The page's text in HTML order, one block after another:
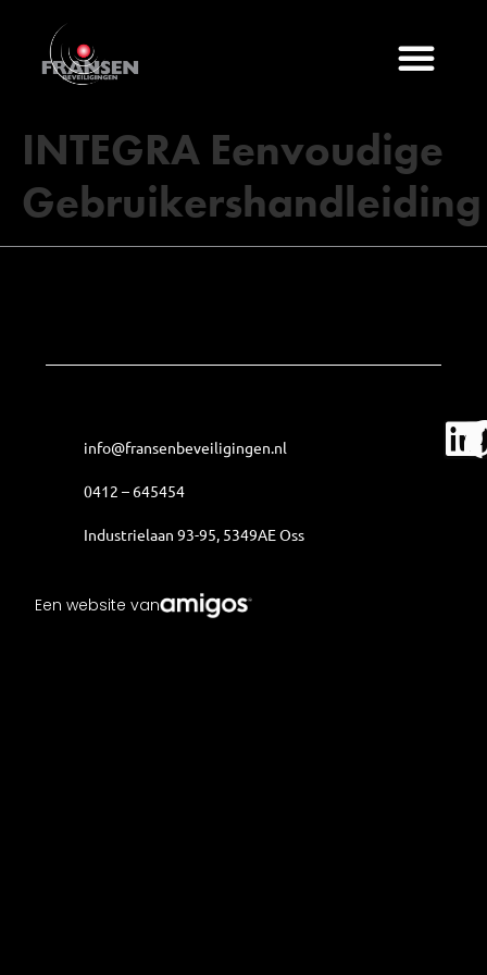
INTEGRA Eenvoudige
Gebruikershandleiding
Home
Contact
info@fransenbeveiligingen.nl
0412 – 645454
Industrielaan 93-95, 5349AE Oss
Een website van